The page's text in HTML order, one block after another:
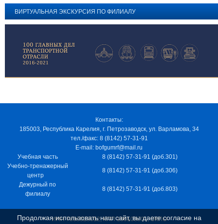
ВИРТУАЛЬНАЯ ЭКСКУРСИЯ ПО ФИЛИАЛУ
Контакты:
185003, Республика Карелия, г. Петрозаводск, ул. Варламова, 34
тел./факс: 8 (8142) 57-31-91
E-mail: bofgumrf@mail.ru
Учебная часть
8 (8142) 57-31-91 (доб.301)
Учебно-тренажерный
центр
8 (8142) 57-31-91 (доб.306)
Дежурный по
филиалу
8 (8142) 57-31-91 (доб.803)
ИНН 7805029012, КПП 100103001, ОКПО
Продолжая использовать наш сайт, вы даете согласие на